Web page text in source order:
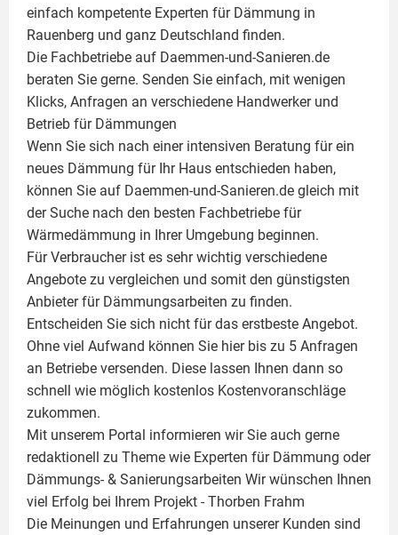
einfach kompetente Experten für Dämmung in
Rauenberg und ganz Deutschland finden.
Die Fachbetriebe auf Daemmen-und-Sanieren.de
beraten Sie gerne. Senden Sie einfach, mit wenigen
Klicks, Anfragen an verschiedene Handwerker und
Betrieb für Dämmungen
Wenn Sie sich nach einer intensiven Beratung für ein
neues Dämmung für Ihr Haus entschieden haben,
können Sie auf Daemmen-und-Sanieren.de gleich mit
der Suche nach den besten Fachbetriebe für
Wärmedämmung in Ihrer Umgebung beginnen.
Für Verbraucher ist es sehr wichtig verschiedene
Angebote zu vergleichen und somit den günstigsten
Anbieter für Dämmungsarbeiten zu finden.
Entscheiden Sie sich nicht für das erstbeste Angebot.
Ohne viel Aufwand können Sie hier bis zu 5 Anfragen
an Betriebe versenden. Diese lassen Ihnen dann so
schnell wie möglich kostenlos Kostenvoranschläge
zukommen.
Mit unserem Portal informieren wir Sie auch gerne
redaktionell zu Theme wie Experten für Dämmung oder
Dämmungs- & Sanierungsarbeiten Wir wünschen Ihnen
viel Erfolg bei Ihrem Projekt - Thorben Frahm
Die Meinungen und Erfahrungen unserer Kunden sind